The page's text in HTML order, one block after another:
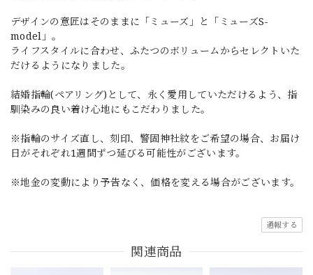
デザインの意匠はそのままに「ミューズ」と「ミューズS-
model」。
ライフスタイルに合わせ、ふたつのボリュームからセレクトいた
だけるようになりました。
結婚指輪(ペアリング)として、永く愛用していただけるよう、指
馴染みの良い着け心地にもこだわりました。
※指輪のサイズ直し、刻印、警固神社紋をご希望の場合、お届け
日がそれぞれ1週間ずつ延びる可能性がございます。
※地金の変動により予告なく、価格を変える場合がございます。
通報する
関連商品